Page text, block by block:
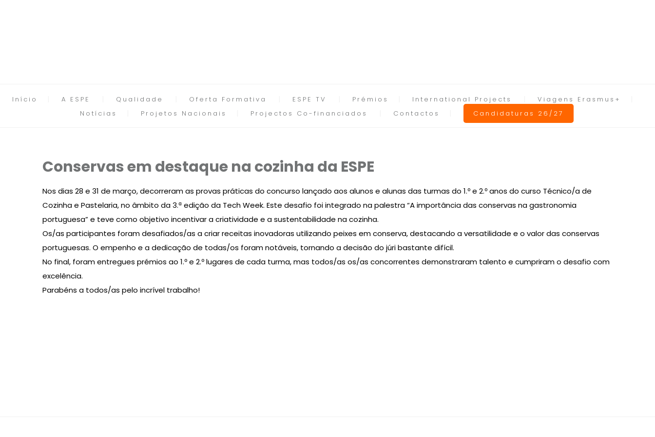
Início A ESPE Qualidade Oferta Formativa ESPE TV Prémios International Projects
Viagens Erasmus+
Notícias
Projetos Nacionais Projectos Co-financiados Contactos Candidaturas 26/27
Conservas em destaque na cozinha da ESPE
Nos dias 28 e 31 de março, decorreram as provas práticas do concurso lançado aos alunos e alunas das turmas do 1.º e 2.º anos do curso Técnico/a de
Cozinha e Pastelaria, no âmbito da 3.ª edição da Tech Week. Este desafio foi integrado na palestra “A importância das conservas na gastronomia
portuguesa” e teve como objetivo incentivar a criatividade e a sustentabilidade na cozinha.
Os/as participantes foram desafiados/as a criar receitas inovadoras utilizando peixes em conserva, destacando a versatilidade e o valor das conservas
portuguesas. O empenho e a dedicação de todas/os foram notáveis, tornando a decisão do júri bastante difícil.
No final, foram entregues prémios ao 1.º e 2.º lugares de cada turma, mas todos/as os/as concorrentes demonstraram talento e cumpriram o desafio com
excelência.
Parabéns a todos/as pelo incrível trabalho!